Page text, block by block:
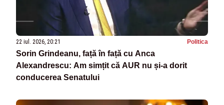
22 iul. 2026, 20:21 Politica
Sorin Grindeanu, față în față cu Anca
Alexandrescu: Am simțit că AUR nu și-a dorit
conducerea Senatului